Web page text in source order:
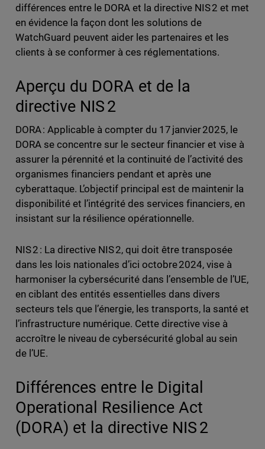
différences entre le DORA et la directive NIS 2 et met
en évidence la façon dont les solutions de
WatchGuard peuvent aider les partenaires et les
clients à se conformer à ces réglementations.
Aperçu du DORA et de la
directive NIS 2
DORA : Applicable à compter du 17 janvier 2025, le
DORA se concentre sur le secteur financier et vise à
assurer la pérennité et la continuité de l’activité des
organismes financiers pendant et après une
cyberattaque. L’objectif principal est de maintenir la
disponibilité et l’intégrité des services financiers, en
insistant sur la résilience opérationnelle.
NIS 2 : La directive NIS 2, qui doit être transposée
dans les lois nationales d’ici octobre 2024, vise à
harmoniser la cybersécurité dans l’ensemble de l’UE,
en ciblant des entités essentielles dans divers
secteurs tels que l’énergie, les transports, la santé et
l’infrastructure numérique. Cette directive vise à
accroître le niveau de cybersécurité global au sein
de l’UE.
Différences entre le Digital
Operational Resilience Act
(DORA) et la directive NIS 2